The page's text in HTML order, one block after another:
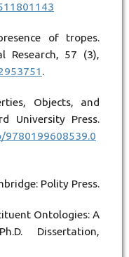
of tropes.
Research, 57 (3),
.
Objects, and
University Press.
Polity Press.
Ontologies: A
Dissertation,